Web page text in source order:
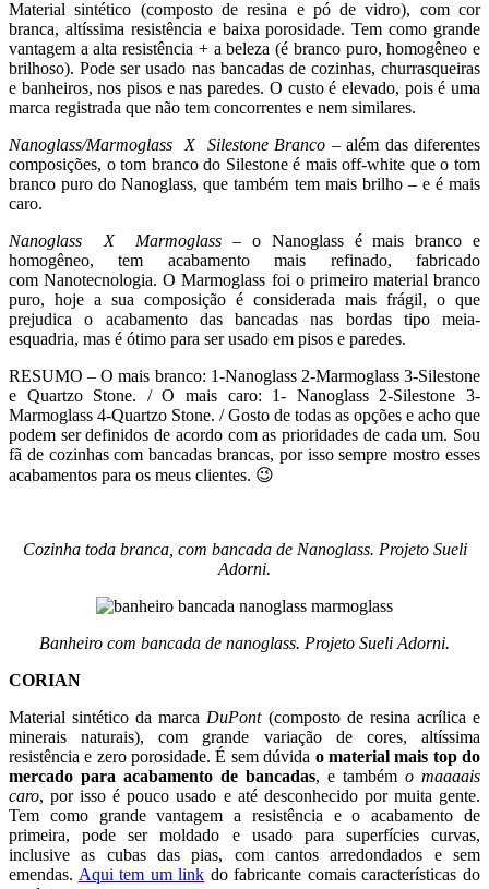
Material sintético (composto de resina e pó de vidro), com cor
branca, altíssima resistência e baixa porosidade. Tem como grande
vantagem a alta resistência + a beleza (é branco puro, homogêneo e
brilhoso). Pode ser usado nas bancadas de cozinhas, churrasqueiras
e banheiros, nos pisos e nas paredes. O custo é elevado, pois é uma
marca registrada que não tem concorrentes e nem similares.
Nanoglass/Marmoglass X Silestone Branco – além das diferentes
composições, o tom branco do Silestone é mais off-white que o tom
branco puro do Nanoglass, que também tem mais brilho – e é mais
caro.
Nanoglass X Marmoglass – o Nanoglass é mais branco e
homogêneo, tem acabamento mais refinado, fabricado
com Nanotecnologia. O Marmoglass foi o primeiro material branco
puro, hoje a sua composição é considerada mais frágil, o que
prejudica o acabamento das bancadas nas bordas tipo meia-
esquadria, mas é ótimo para ser usado em pisos e paredes.
RESUMO – O mais branco: 1-Nanoglass 2-Marmoglass 3-Silestone
e Quartzo Stone. / O mais caro: 1- Nanoglass 2-Silestone 3-
Marmoglass 4-Quartzo Stone. / Gosto de todas as opções e acho que
podem ser definidos de acordo com as prioridades de cada um. Sou
fã de cozinhas com bancadas brancas, por isso sempre mostro esses
acabamentos para os meus clientes. 😉
Cozinha toda branca, com bancada de Nanoglass. Projeto Sueli
Adorni.
Banheiro com bancada de nanoglass. Projeto Sueli Adorni.
CORIAN
Material sintético da marca DuPont(composto de resina acrílica e
minerais naturais), com grande variação de cores, altíssima
resistência e zero porosidade. É sem dúvida o material mais top do
mercado para acabamento de bancadas, e também o maaaais
caro, por isso é pouco usado e até desconhecido por muita gente.
Tem como grande vantagem a resistência e o acabamento de
primeira, pode ser moldado e usado para superfícies curvas,
inclusive as cubas das pias, com cantos arredondados e sem
emendas. Aqui tem um link do fabricante comais características do